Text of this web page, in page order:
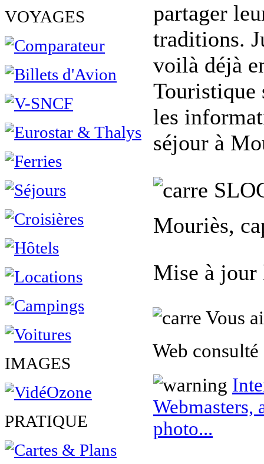
VOYAGES
IMAGES
PRATIQUE
partager
traditions.
voilà déjà
Touristique
les
séjour à
Mouriès,
Mise à jour
Vous
Web
photo...